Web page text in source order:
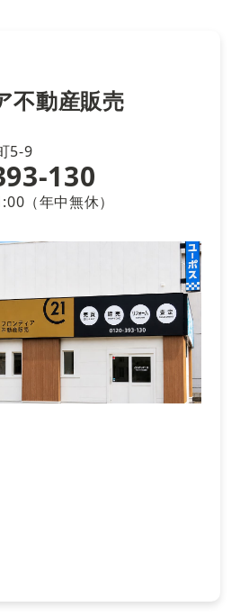
不動産販売
5-9
130
（年中無休）